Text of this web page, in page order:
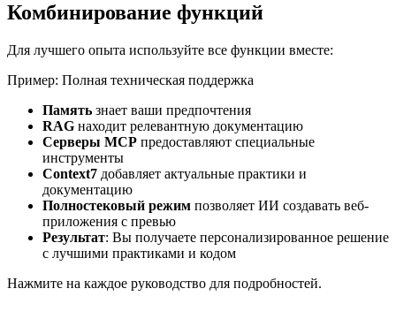
Комбинирование функций
Для лучшего опыта используйте все функции вместе:
Пример: Полная техническая поддержка
Память знает ваши предпочтения
RAG находит релевантную документацию
Серверы MCP предоставляют специальные
инструменты
Context7 добавляет актуальные практики и
документацию
Полностековый режим позволяет ИИ создавать веб-
приложения с превью
Результат: Вы получаете персонализированное решение
с лучшими практиками и кодом
Нажмите на каждое руководство для подробностей.